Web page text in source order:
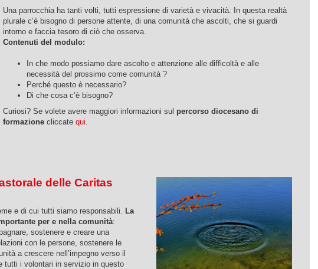
Una parrocchia ha tanti volti, tutti espressione di varietà e vivacità. In questa realtà
plurale c’è bisogno di persone attente, di una comunità che ascolti, che si guardi
intorno e faccia tesoro di ciò che osserva.
Contenuti del modulo:
In che modo possiamo dare ascolto e attenzione alle difficoltà e alle
necessità del prossimo come comunità ?
Perché questo è necessario?
Di che cosa c’è bisogno?
Curiosi? Se volete avere maggiori informazioni sul percorso diocesano di
formazionecliccate qui
delle Caritas
e di cui tutti siamo responsabili.
La
per e nella comunità:
sostenere e creare una
con le persone, sostenere le
a crescere nell’impegno verso il
tutti i volontari in servizio in questo